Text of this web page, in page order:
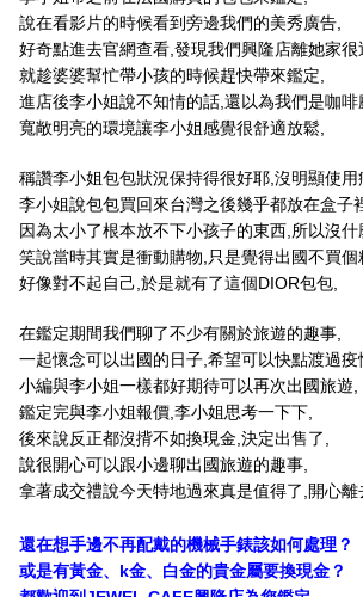
說在看影片的時候看到旁邊我們的美秀廣告,
好奇點進去官網查看,發現我們興隆店離她家很
就趁婆婆幫忙帶小孩的時候趕快帶來鑑定,
進店後李小姐說不知情的話,還以為我們是咖啡
寬敞明亮的環境讓李小姐感覺很舒適放鬆,
稱讚李小姐包包狀況保持得很好耶,沒明顯使用
李小姐說包包買回來台灣之後幾乎都放在盒子
因為太小了根本放不下小孩子的東西,所以沒什
笑說當時其實是衝動購物,只是覺得出國不買個
好像對不起自己,於是就有了這個DIOR包包,
在鑑定期間我們聊了不少有關於旅遊的趣事,
一起懷念可以出國的日子,希望可以快點渡過疫
小編與李小姐一樣都好期待可以再次出國旅遊,
鑑定完與李小姐報價,李小姐思考一下下,
後來說反正都沒揹不如換現金,決定出售了,
說很開心可以跟小邊聊出國旅遊的趣事,
拿著成交禮說今天特地過來真是值得了,開心離
還在想手邊不再配戴的機械手錶該如何處理？
或是有黃金、k金、白金的貴金屬要換現金？